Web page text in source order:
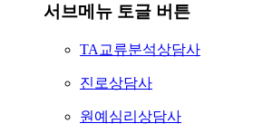
서브메뉴 토글 버튼
TA교류분석상담사
진로상담사
원예심리상담사